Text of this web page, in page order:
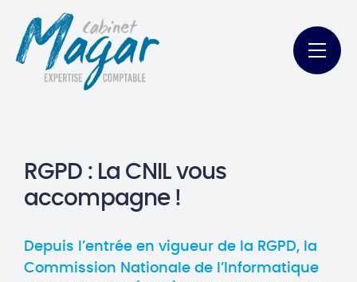
RGPD : La CNIL vous
accompagne !
Depuis l’entrée en vigueur de la RGPD, la
Commission Nationale de l’Informatique